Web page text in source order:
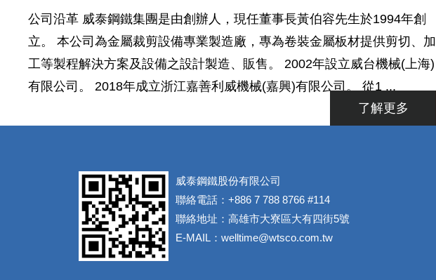
公司沿革 威泰鋼鐵集團是由創辦人，現任董事長黃伯容先生於1994年創
立。 本公司為金屬裁剪設備專業製造廠，專為卷裝金屬板材提供剪切、加
工等製程解決方案及設備之設計製造、販售。 2002年設立威台機械(上海)
有限公司。 2018年成立浙江嘉善利威機械(嘉興)有限公司。 從1 ...
了解更多
威泰鋼鐵股份有限公司
聯絡電話：+886 7 788 8766 #114
聯絡地址：高雄市大寮區大有四街5號
E-MAIL：welltime@wtsco.com.tw